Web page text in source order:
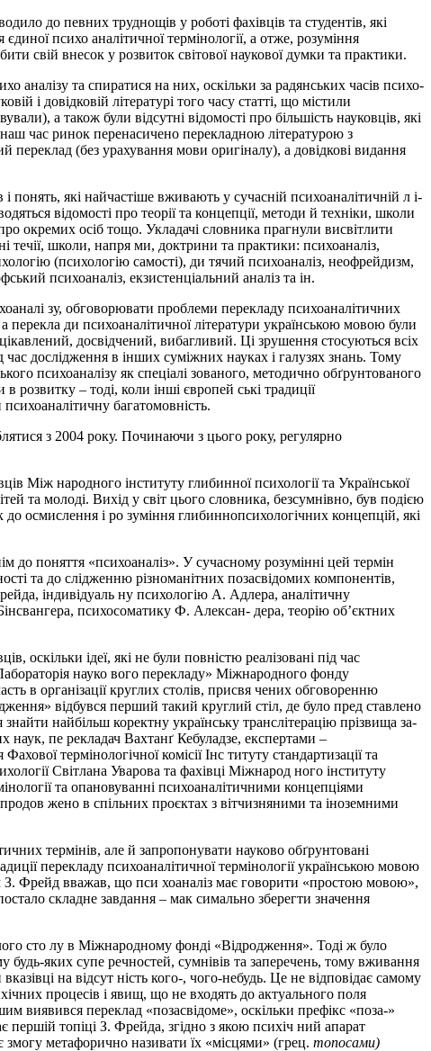
до певних труднощів у роботі фахівців та студентів, які
психо­ аналітичної термінології, а отже, розуміння
свій внесок у розвиток світової наукової думки та практики.
аналізу та спиратися на них, оскільки за радянських часів психо­
і довідковій літературі того часу статті, що містили
а також були відсутні відомості про більшість науковців, які
час ринок перенасичено перекладною літературою з
переклад (без урахування мови оригіналу), а довідкові видання
які найчастіше вживають у сучасній психоаналітичній л і­
відомості про теорії та концепції, методи й техніки, школи
окремих осіб тощо. Укладачі словника прагнули висвітлити
течії, школи, напря­ ми, доктрини та практики: психоаналіз,
(психологію самості), ди­ тячий психоаналіз, неофрейдизм,
психоаналіз, екзистенціальний аналіз та ін.
зу, обговорювати проблеми перекладу психоаналітичних
ди психоаналітичної літератури українською мовою були
досвідчений, вибагливий. Ці зрушення стосуються всіх
час дослідження в інших суміжних науках і галузях знань. Тому
психоаналізу як спеціалі­ зованого, методично обґрунтованого
розвитку – тоді, коли інші європей­ ські традиції
багатомовність.
з 2004 року. Починаючи з цього року, регулярно
Між­ народного інституту глибинної психології та Української
та молоді. Вихід у світ цього словника, безсумнівно, був подією
осмислення і ро­ зуміння глибиннопсихологічних концепцій, які
поняття «психоаналіз». У сучасному розумінні цей термін
та до­ слідженню різноманітних позасвідомих компонентів,
індивідуаль­ ну психологію А. Адлера, аналітичну
психосоматику Ф. Алексан- дера, теорію об’єктних
оскільки ідеї, які не були повністю реалізовані під час
науко­ вого перекладу» Міжнародного фонду
в організації круглих столів, присвя­ чених обговоренню
відбувся перший такий круглий стіл, де було пред­ ставлено
найбільш коректну українську транслітерацію прізвища за­
наук, пе­ рекладач Вахтанґ Кебуладзе, експертами –
термінологічної комісії Інс­ титуту стандартизації та
Світлана Уварова та фахівці Міжнарод­ ного інституту
та опановуванні психоаналітичними концепціями
жено в спільних проєктах з вітчизняними та іноземними
термінів, але й запропонувати науково обґрунтовані
перекладу психоаналітичної термінології українською мовою
З. Фрейд вважав, що пси­ хоаналіз має говорити «простою мовою»,
складне завдання – мак­ симально зберегти значення
сто­ лу в Міжнародному фонді «Відродження». Тоді ж було
будь-яких супе­ речностей, сумнівів та заперечень, тому вживання
на відсут­ ність кого-, чого-небудь. Це не відповідає самому
процесів і явищ, що не входять до актуального поля
виявився переклад «позасвідоме», оскільки префікс «поза-»
першій топіці З. Фрейда, згідно з якою психіч­ ний апарат
метафорично називати їх «місцями» (грец. топосами)